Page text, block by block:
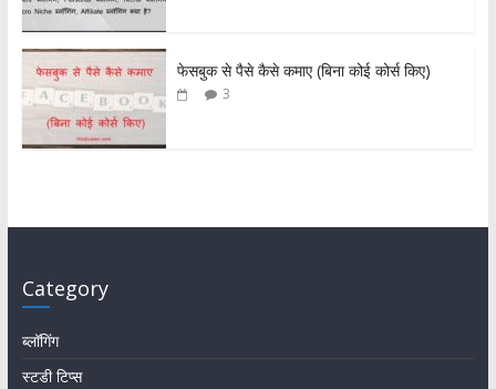
फेसबुक से पैसे कैसे कमाए (बिना कोई कोर्स किए)
3
Category
ब्लॉगिंग
स्टडी टिप्स